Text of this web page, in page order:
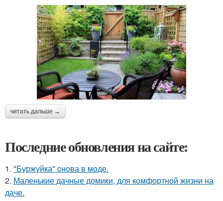
читать дальше →
Последние обновления на сайте:
1. "Буржуйка" cнова в моде.
2. Маленькие дачные домики, для комфортной жизни на
даче.